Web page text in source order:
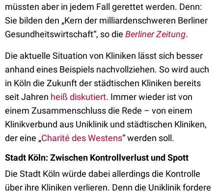
müssten aber in jedem Fall gerettet werden. Denn:
Sie bilden den „Kern der milliardenschweren Berliner
Gesundheitswirtschaft“, so die Berliner Zeitung.
Die aktuelle Situation von Kliniken lässt sich besser
anhand eines Beispiels nachvollziehen. So wird auch
in Köln die Zukunft der städtischen Kliniken bereits
seit Jahren heiß diskutiert. Immer wieder ist von
einem Zusammenschluss die Rede – von einem
Klinikverbund aus Uniklinik und städtischen Kliniken,
der eine „Charité des Westens“ werden soll.
Stadt Köln: Zwischen Kontrollverlust und Spott
Die Stadt Köln würde dabei allerdings die Kontrolle
über ihre Kliniken verlieren. Denn die Uniklinik fordere